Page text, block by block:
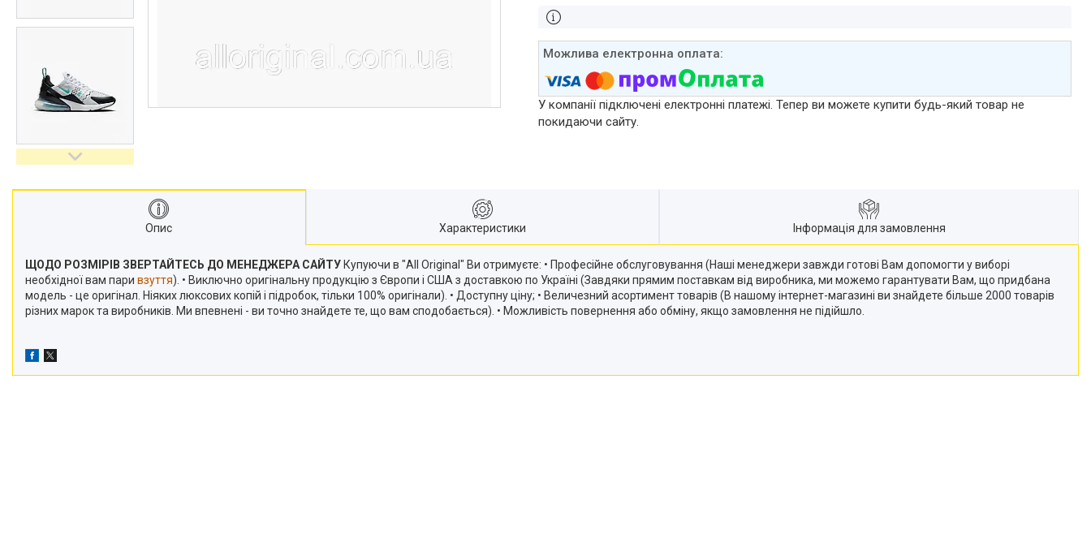
У компанії підключені електронні платежі. Тепер ви можете купити будь-який товар не
покидаючи сайту.
Опис Характеристики Інформація для замовлення
ЩОДО РОЗМІРІВ ЗВЕРТАЙТЕСЬ ДО МЕНЕДЖЕРА САЙТУ Купуючи в "All Original" Ви отримуєте: • Професійне обслуговування (Наші менеджери завжди готові Вам допомогти у виборі
необхідної вам пари взуття). • Виключно оригінальну продукцію з Європи і США з доставкою по Україні (Завдяки прямим поставкам від виробника, ми можемо гарантувати Вам, що придбана
модель - це оригінал. Ніяких люксових копій і підробок, тільки 100% оригінали). • Доступну ціну; • Величезний асортимент товарів (В нашому інтернет-магазині ви знайдете більше 2000 товарів
різних марок та виробників. Ми впевнені - ви точно знайдете те, що вам сподобається). • Можливість повернення або обміну, якщо замовлення не підійшло.